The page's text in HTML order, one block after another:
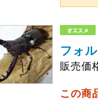
フォ
販売価
この商